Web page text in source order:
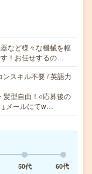
など様々な機械を幅
！お任せするの…
スキル不要 / 英語力
髪型自由！○応募後の
↓メールにてw…
50代 60代